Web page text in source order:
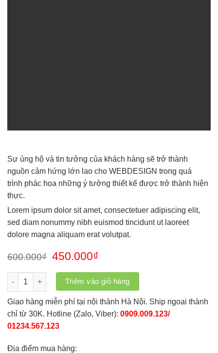
Sự ủng hộ và tin tưởng của khách hàng sẽ trở thành
nguồn cảm hứng lớn lao cho WEBDESIGN trong quá
trình phác họa những ý tưởng thiết kế được trở thành hiện
thực.
Lorem ipsum dolor sit amet, consectetuer adipiscing elit,
sed diam nonummy nibh euismod tincidunt ut laoreet
dolore magna aliquam erat volutpat.
600.000₫ 450.000₫
Tranh lâu đài TH 174 nhập khẩu Đài Loan số lượng
Thêm vào giỏ hàng
Giao hàng miễn phí tại nội thành Hà Nội. Ship ngoại thành
chỉ từ 30K. Hotline (Zalo, Viber): 0909.009.123/
01234.567.123
Địa điểm mua hàng: